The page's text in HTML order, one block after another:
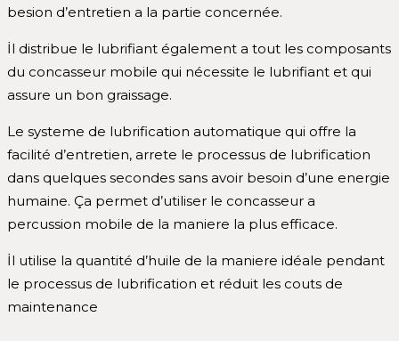
besion d’entretien a la partie concernée.
İl distribue le lubrifiant également a tout les composants
du concasseur mobile qui nécessite le lubrifiant et qui
assure un bon graissage.
Le systeme de lubrification automatique qui offre la
facilité d’entretien, arrete le processus de lubrification
dans quelques secondes sans avoir besoin d’une energie
humaine. Ça permet d’utiliser le concasseur a
percussion mobile de la maniere la plus efficace.
İl utilise la quantité d’huile de la maniere idéale pendant
le processus de lubrification et réduit les couts de
maintenance